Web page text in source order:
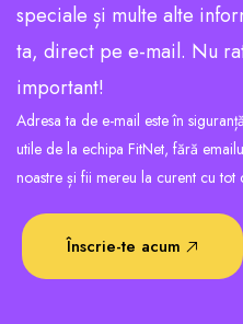
speciale și multe alte
ta, direct pe e-mail. Nu
important!
Adresa ta de e-mail este în
utile de la echipa FitNet, fără
noastre și fii mereu la curent cu tot
Înscrie-te acum